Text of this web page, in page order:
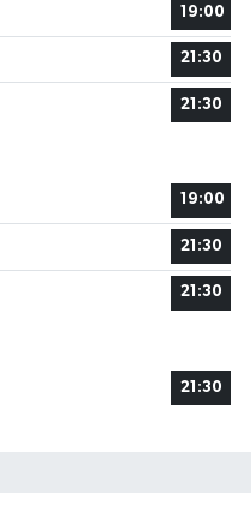
19:00
21:30
21:30
19:00
21:30
21:30
21:30